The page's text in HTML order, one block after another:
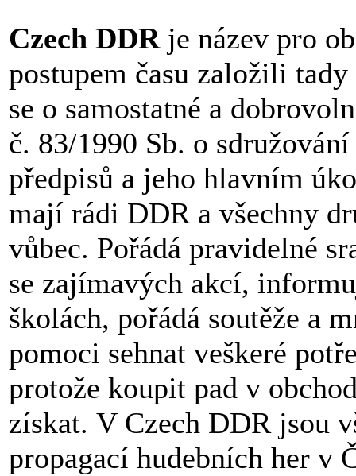
Czech DDRje název pro
postupem času založili
se o samostatné a
č. 83/1990 Sb. o
předpisů a jeho hlavním
mají rádi DDR a všechny
vůbec. Pořádá pravidelné
se zajímavých akcí,
školách, pořádá soutěže a
pomoci sehnat veškeré
protože koupit pad v
získat. V Czech DDR jsou
propagací hudebních her v